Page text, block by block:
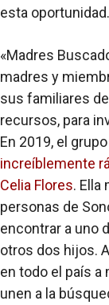
esta oportunidad.
«Madres
madres y
sus familiares
recursos, para
En 2019, el
increíblemente
Celia Flores. Ella
personas de
encontrar a uno
otros dos hijos.
en todo el país
unen a la